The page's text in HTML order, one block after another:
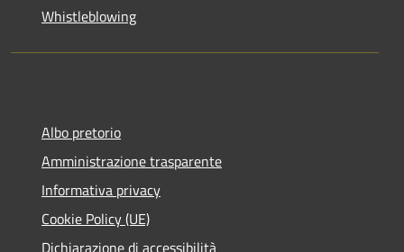
Whistleblowing
Albo pretorio
Amministrazione trasparente
Informativa privacy
Cookie Policy (UE)